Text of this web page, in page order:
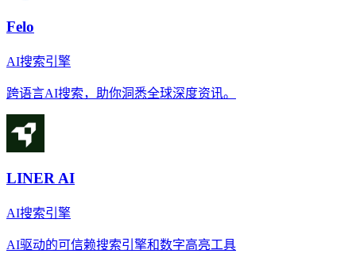
Felo
AI搜索引擎
跨语言AI搜索，助你洞悉全球深度资讯。
LINER AI
AI搜索引擎
AI驱动的可信赖搜索引擎和数字高亮工具